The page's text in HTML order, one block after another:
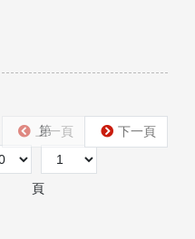
第
頁
上一頁 下一頁